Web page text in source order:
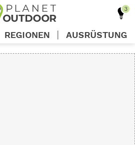
REGIONEN AUSRÜSTUNG